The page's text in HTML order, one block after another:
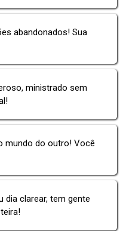
abandonados! Sua
ministrado sem
mundo do outro! Você
dia clarear, tem gente